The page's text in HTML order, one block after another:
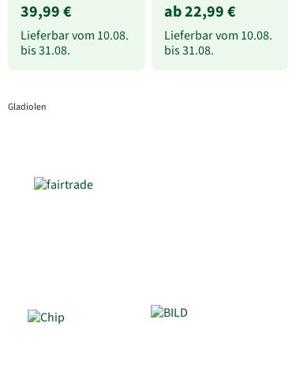
39,99 €
Lieferbar vom 10.08.
bis31.08.
ab 22,99 €
Lieferbar vom 10.08.
bis31.08.
Gladiolen